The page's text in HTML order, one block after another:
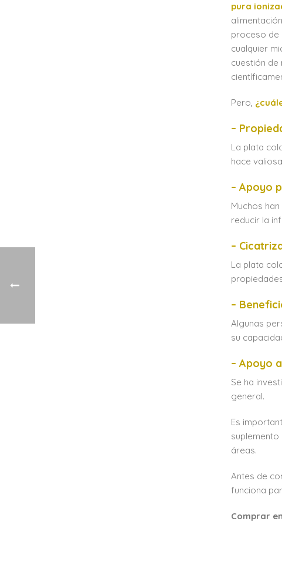
pura
proceso de
cualquier
cuestión de
Pero,
–
La plata
hace
– Apoyo
Muchos
reducir la
–
La plata
–
Algunas
su
– Apoyo
Se ha
general.
Es
áreas.
Antes de
funciona
Comprar